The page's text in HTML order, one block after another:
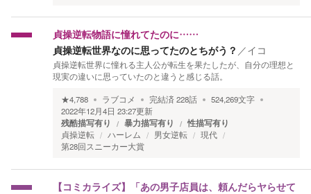
貞操逆転物語に憧れてたのに……
貞操逆転世界なのに思ってたのとちがう？ ／イコ
貞操逆転世界に憧れる主人公が転生を果たしたが、自分の理想と
現実の違いに思っていたのと違うと感じる話。
★4,788 ラブコメ 完結済228話 524,269文字
2022年12月4日 23:27更新
残酷描写有り 暴力描写有り 性描写有り
貞操逆転 ハーレム 男女逆転
現代
第28回スニーカー大賞
【コミカライズ】「あの男子店員は、頼んだらヤらせて